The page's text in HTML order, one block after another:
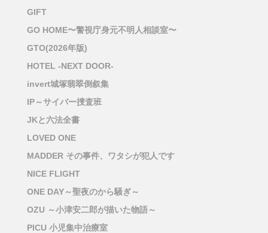
GIFT
GO HOME〜警視庁身元不明人相談室〜
GTO(2026年版)
HOTEL -NEXT DOOR-
invert城塚翡翠倒叙集
IP～サイバー捜査班
JKと六法全書
LOVED ONE
MADDER その事件、ワタシが犯人です
NICE FLIGHT
ONE DAY～聖夜のから騒ぎ～
OZU ～小津安二郎が描いた物語～
PICU 小児集中治療室